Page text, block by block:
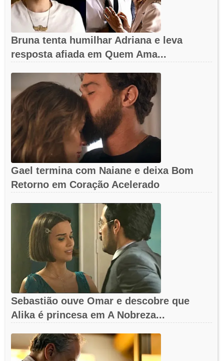
Bruna tenta humilhar Adriana e leva
resposta afiada em Quem Ama...
Gael termina com Naiane e deixa Bom
Retorno em Coração Acelerado
Sebastião ouve Omar e descobre que
Alika é princesa em A Nobreza...